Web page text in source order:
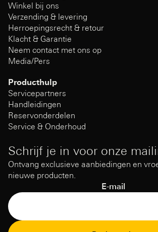
Winkel bij ons
Verzending & levering
Herroepingsrecht & retour
Klacht & Garantie
Neem contact met ons op
Media/Pers
Producthulp
Servicepartners
Handleidingen
Reservonderdelen
Service & Onderhoud
Schrijf je in voor onze
Ontvang exclusieve aanbiedingen en
nieuwe producten.
E-mail